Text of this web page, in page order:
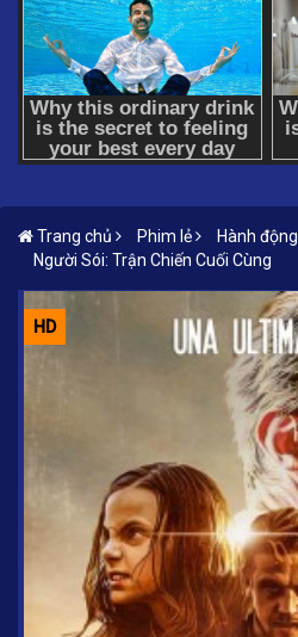
Trang chủ Phim lẻ
Hành động
Người Sói: Trận Chiến Cuối Cùng
HD